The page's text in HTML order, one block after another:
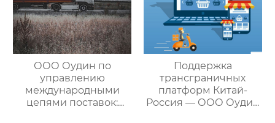
ООО Оудин по
управлению
международными
цепями поставок:
Поддержка
трансграничных
платформ Китай-
Россия — ООО Оудин